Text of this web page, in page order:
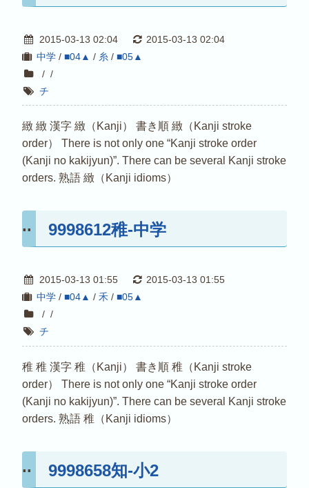
2015-03-13 02:04
2015-03-13 02:04
中学/ ■04▲ / 糸 / ■05▲
/ /
チ
緻 緻 漢字 緻（Kanji） 書き順 緻（Kanji stroke
order） There is not only one “Kanji stroke order
(Kanji no kakijyun)”. There can be several Kanji stroke
orders. 熟語 緻（Kanji idioms）
9998612稚-中学
2015-03-13 01:55
2015-03-13 01:55
中学/ ■04▲ / 禾/ ■05▲
/ /
チ
稚 稚 漢字 稚（Kanji） 書き順 稚（Kanji stroke
order） There is not only one “Kanji stroke order
(Kanji no kakijyun)”. There can be several Kanji stroke
orders. 熟語 稚（Kanji idioms）
9998658知-小2